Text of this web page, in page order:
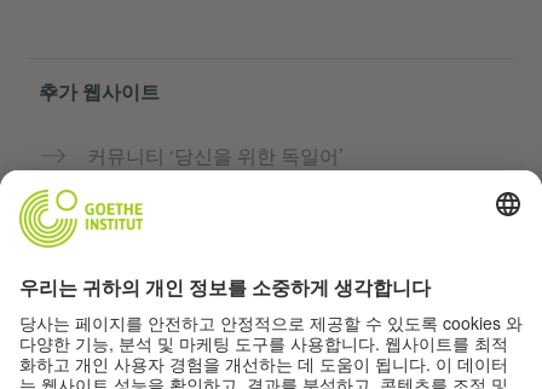
추가 웹사이트
커뮤니티 ‘당신을 위한 독일어’
괴테 인스티투트의 독일어 과정
개인정보 및 접근성